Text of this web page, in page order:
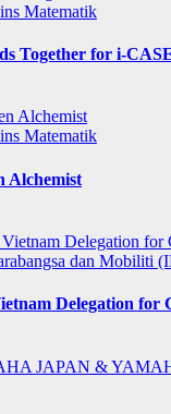
Matematik
Together for i-
Matematik
Alchemist
dan Mobiliti
Delegation